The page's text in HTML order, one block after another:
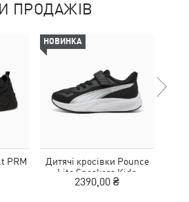
ПРОДАЖІВ
PRM
НОВИНКА
Дитячі кросівки Pounce
Lite Sneakers Kids
2390,00 ₴